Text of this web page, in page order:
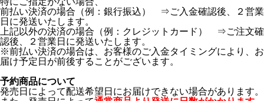
前払い決済の場合（例：銀行振込） ⇒ご入金確認後、２営業
日に発送いたします。
上記以外の決済の場合（例：クレジットカード） ⇒ご注文確
認後、２営業日に発送いたします。
※前払い決済の場合は、お客様のご入金タイミングにより、お
届け予定日が前後することがございます。
予約商品について
発売日によって配送希望日にお届けできない場合があります。